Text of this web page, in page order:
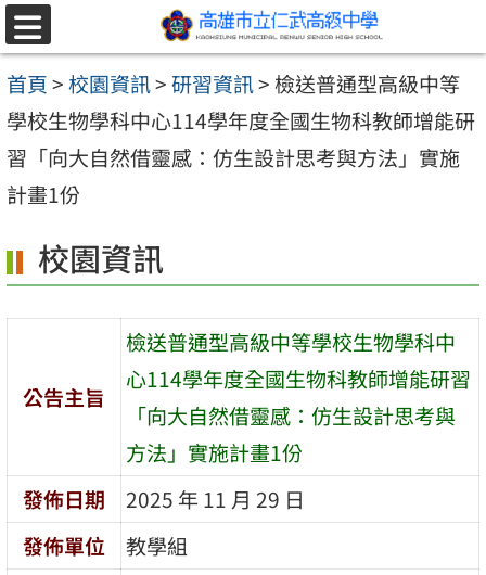
跳至主要內容區
選
單
首頁>校園資訊>研習資訊> 檢送普通型高級中等
學校生物學科中心114學年度全國生物科教師增能研
習「向大自然借靈感：仿生設計思考與方法」實施
計畫1份
校園資訊
公告主旨
檢送普通型高級中等學校生物學科中
心114學年度全國生物科教師增能研習
「向大自然借靈感：仿生設計思考與
方法」實施計畫1份
發佈日期
2025 年 11 月 29 日
發佈單位
教學組